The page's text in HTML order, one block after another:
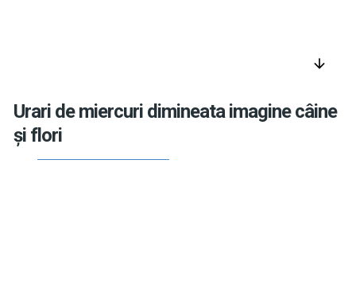
arrow_downward
Urari de miercuri dimineata imagine câine
și flori